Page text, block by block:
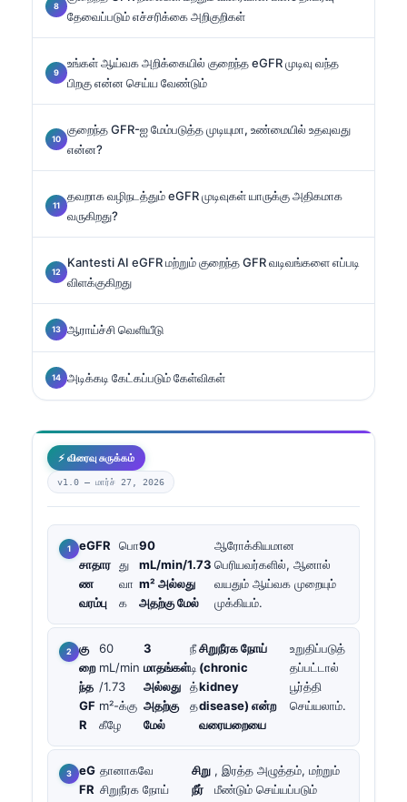
தேவைப்படும் எச்சரிக்கை அறிகுறிகள்
உங்கள் ஆய்வக அறிக்கையில் குறைந்த eGFR முடிவு வந்த
பிறகு என்ன செய்ய வேண்டும்
குறைந்த GFR-ஐ மேம்படுத்த முடியுமா, உண்மையில் உதவுவது
என்ன?
தவறாக வழிநடத்தும் eGFR முடிவுகள் யாருக்கு அதிகமாக
வருகிறது?
Kantesti AI eGFR மற்றும் குறைந்த GFR வடிவங்களை எப்படி
விளக்குகிறது
ஆராய்ச்சி வெளியீடு
அடிக்கடி கேட்கப்படும் கேள்விகள்
⚡ விரைவு சுருக்கம்
v1.0 — மார்ச் 27, 2026
eGFR
சாதார
ண
வரம்பு
பொ
து
வா
க
90
mL/min/1.73
m² அல்லது
அதற்கு மேல்
ஆரோக்கியமான
பெரியவர்களில், ஆனால்
வயதும் ஆய்வக முறையும்
முக்கியம்.
கு
றை
ந்த
GF
R
60
mL/min
/1.73
m²-க்கு
கீழே
3
மாதங்கள்
அல்லது
அதற்கு
மேல்
நீ
டி
த்
த
சிறுநீரக நோய்
(chronic
kidney
disease) என்ற
வரையறையை
உறுதிப்படுத்
தப்பட்டால்
பூர்த்தி
செய்யலாம்.
eG
FR
தானாகவே
சிறுநீரக நோய்
சிறு
நீர்
, இரத்த அழுத்தம், மற்றும்
மீண்டும் செய்யப்படும்